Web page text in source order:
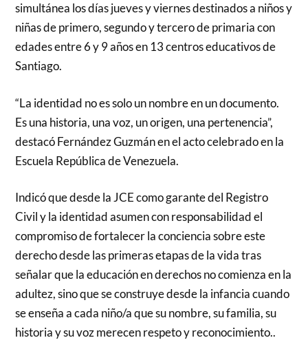
simultánea los días jueves y viernes destinados a niños y
niñas de primero, segundo y tercero de primaria con
edades entre 6 y 9 años en 13 centros educativos de
Santiago.
“La identidad no es solo un nombre en un documento.
Es una historia, una voz, un origen, una pertenencia”,
destacó Fernández Guzmán en el acto celebrado en la
Escuela República de Venezuela.
Indicó que desde la JCE como garante del Registro
Civil y la identidad asumen con responsabilidad el
compromiso de fortalecer la conciencia sobre este
derecho desde las primeras etapas de la vida tras
señalar que la educación en derechos no comienza en la
adultez, sino que se construye desde la infancia cuando
se enseña a cada niño/a que su nombre, su familia, su
historia y su voz merecen respeto y reconocimiento..